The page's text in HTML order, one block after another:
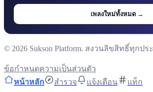
เพลงใหม่ทั้งหมด →
© 2026 Sukson Platform. สงวนลิขสิทธิ์ทุกปร
ข้อกำหนดความเป็นส่วนตัว
หน้าหลัก
สำรวจ แจ้งเตือน แท็ก